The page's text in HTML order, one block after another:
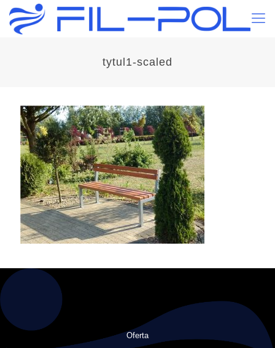
tytul1-scaled
Oferta